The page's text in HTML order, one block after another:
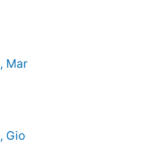
, Mar
, Gio